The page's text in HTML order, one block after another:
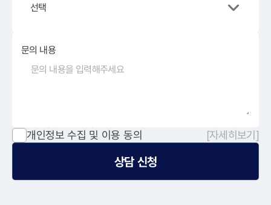
선택
문의 내용
개인정보 수집 및 이용 동의 [자세히보기]
상담 신청